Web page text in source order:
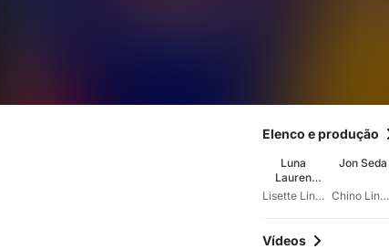
Elenco e produção
Luna
Lauren
Velez Lisette Linares
Jon Seda
Chino Linares
Vídeos